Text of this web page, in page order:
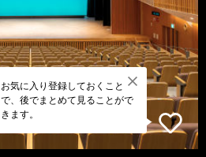
お気に入り登録しておくこと
で、後でまとめて見ることがで
きます。